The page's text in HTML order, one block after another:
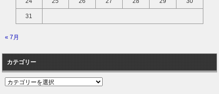
31
« 7月
カテゴリー
カ